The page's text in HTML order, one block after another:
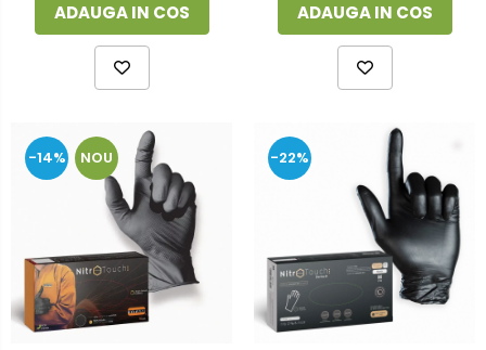
ADAUGA IN COS ADAUGA IN COS
-14% NOU -22%